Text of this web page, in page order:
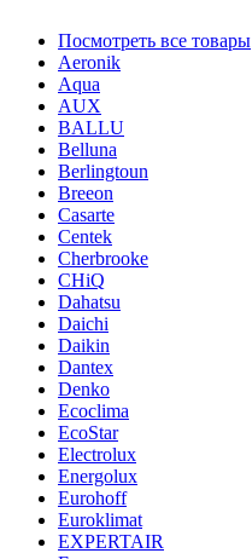
Посмотреть все товары
Aeronik
Aqua
AUX
BALLU
Belluna
Berlingtoun
Breeon
Casarte
Centek
Cherbrooke
CHiQ
Dahatsu
Daichi
Daikin
Dantex
Denko
Ecoclima
EcoStar
Electrolux
Energolux
Eurohoff
Euroklimat
EXPERTAIR